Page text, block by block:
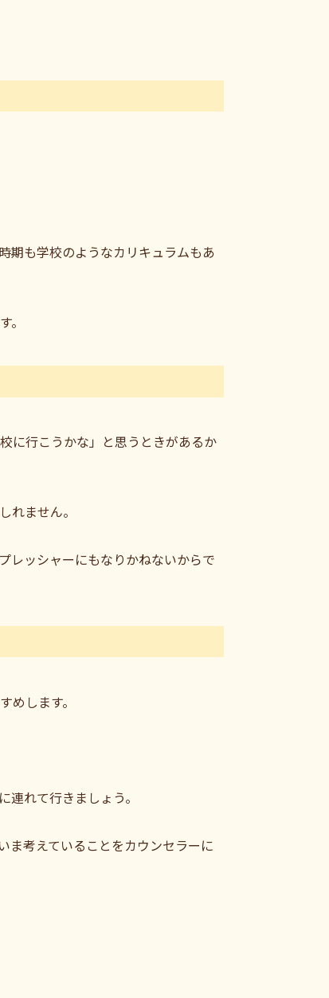
期も学校のようなカリキュラムもあ
。
に行こうかな」と思うときがあるか
れません。
レッシャーにもなりかねないからで
します。
れて行きましょう。
ま考えていることをカウンセラーに